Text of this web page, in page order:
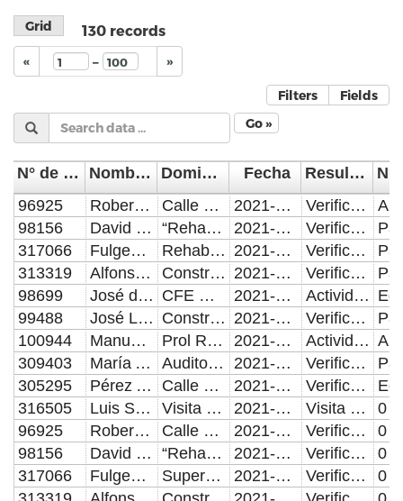
Grid 130 records
« – »
Filters
Fields
Go »
N° de Control Nombre del Supervisor/Verificador Domicilio de la visita Fecha
Resultado de la Inspección, Verificación o Visita Domiciliaria
96925
Roberto Loyola Meza Calle Cuitlahuac, Colonia Lomas de San Miguel, Puebla 2021-10-18
Verificación o Inspección con resultado positivo.
98156
David Gabriel Soto lima “Rehabilitación Vial en Calle Miguel Hidalgo entre Avenida 11 Sur y Avenida 3 Sur en la Colonia Guadalupe Hidalgo Junta Auxiliar San Francisco Totimehuacan en el Municipio de Puebla” 2021-10-18
Verificación o Inspección con resultado positivo.
317066
Fulgencio Meza Avalos Rehabilitación vial en avenida 15 norte entre calle boulevard norte y avenida 70 poniente, colonia la loma y colonia 20 de noviembre, en la heroica puebla de Zaragoza en el municipio de Puebla 2021-10-18
Verificación o Inspección con resultado positivo.
313319
Alfonso Manzano Toledo Construcción de pavimento y obras complementarias en calle Camino Real a Arenillas entre Boulevard Carlos Camacho Espíritu y calle Caracol, San Francisco Totimehuacan en el municipio de Puebla 2021-10-18
Verificación o Inspección con resultado positivo.
98699
José de Jesús Elios Cañete CFE Depto. Electrificación Rural 2021-10-18
Actividades administrativas
99488
José Luis González Méndez Construcción De Pavimento Y Obras Complementarias En Calle Lázaro Cárdenas Entre Calle Atencingo Sur Y Calle Ignacio Zaragoza Colonia Cerro De Márquez, Junta Auxiliar La Resurrección , En El Municipio De Puebla Ubicado Entre Calle Atencingo Sur Y Calle Ignacio Zaragoza Colonia Cerro De Márquez, Junta Auxiliar La Resurrección En El Municipio De Puebla 2021-10-18
Verificación o Inspección con resultado positivo.
100944
Manuel Martínez Corona Prol Reforma No. 3308 primer piso Colonia Amor 2021-10-18
Actividades Administrativas
309403
María Abigail Gordillo Flores Auditorio Y Oficinas De La Presidencia J.A. Ignacio Zaragoza. 2021-10-18
Verificación o Inspección con resultado positivo.
305295
Pérez Arrieta Luis Calle Camino Real a Sto Tomas Chautla, J. Aux. Sto Tomas Chautla 2021-10-18
Verificación o Inspección con resultado positivo.
316505
Luis Santopietro Rodríguez Visita de obra, Col. Maravillas 2021-10-18 Visita de campo con resultados positivos
0
96925
Roberto Loyola Meza Calle 9 Sur, Unidad Habitacional Agua Santa, Puebla 2021-10-19 Verificación o Inspección con resultado positivo.
0
98156
David Gabriel Soto lima “Rehabilitación Vial en Calle Miguel Hidalgo entre Avenida 11 Sur y Avenida 3 Sur en la Colonia Guadalupe Hidalgo Junta Auxiliar San Francisco Totimehuacan en el Municipio de Puebla” 2021-10-19 Verificación o Inspección con resultado positivo.
0
317066
Fulgencio Meza Avalos Supervisión de construcción de pavimento y obras complementarias en calle 3 entre calle Mario Benedetti y avenida José martí de la colonia fraternidad antorchista, junta auxiliar san francisco totimehuacan en el municipio de Puebla 2021-10-19 Verificación o Inspección con resultado positivo.
0